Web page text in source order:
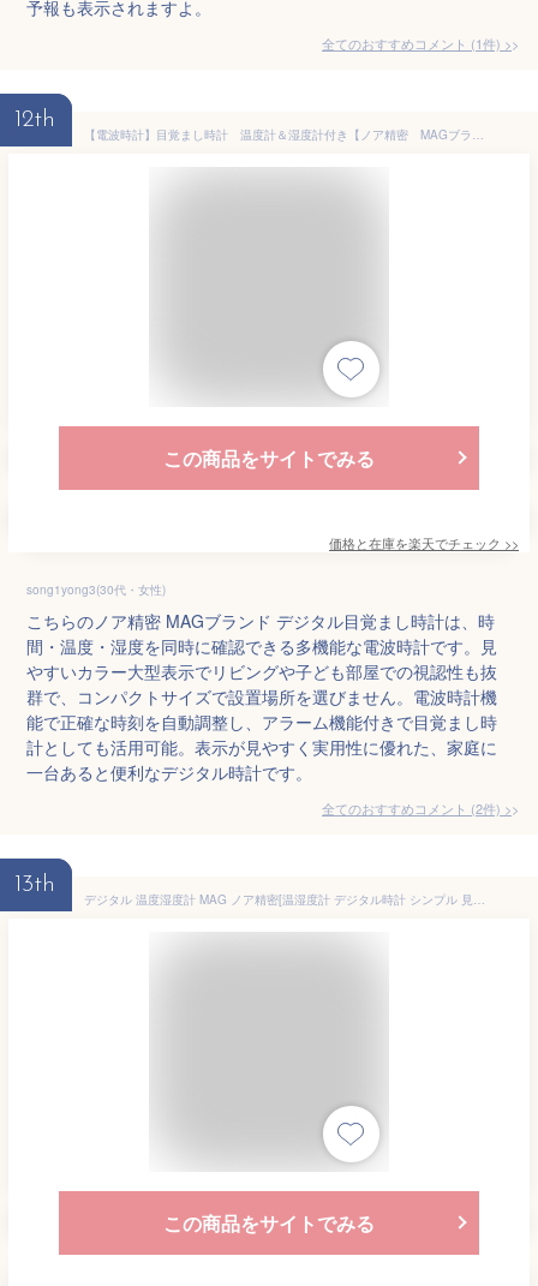
予報も表示されますよ。
全てのおすすめコメント (1件) >
12th
【電波時計】目覚まし時計 温度計＆湿度計付き【ノア精密 MAGブランド】デジタル目覚まし時計見やすいカラー大型表示 アラームクロック めざまし時計
この商品をサイトでみる
価格と在庫を楽天でチェック >>
song1yong3(30代・女性)
こちらのノア精密 MAGブランド デジタル目覚まし時計は、時
間・温度・湿度を同時に確認できる多機能な電波時計です。見
やすいカラー大型表示でリビングや子ども部屋での視認性も抜
群で、コンパクトサイズで設置場所を選びません。電波時計機
能で正確な時刻を自動調整し、アラーム機能付きで目覚まし時
計としても活用可能。表示が見やすく実用性に優れた、家庭に
一台あると便利なデジタル時計です。
全てのおすすめコメント (2件) >
13th
デジタル 温度湿度計 MAG ノア精密[温湿度計 デジタル時計 シンプル 見やすい 温度計 湿度計 付き時計 デジタル 高齢者 熱中症 対策 温度湿度計 おしゃれ 置き時計 小型 温度 湿度 計 室温計 フック 壁掛け時計 デジタル温度計] 即納
この商品をサイトでみる